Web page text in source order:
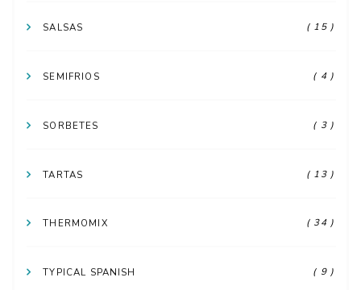
SALSAS ( 15 )
SEMIFRIOS ( 4 )
SORBETES ( 3 )
TARTAS ( 13 )
THERMOMIX ( 34 )
TYPICAL SPANISH ( 9 )